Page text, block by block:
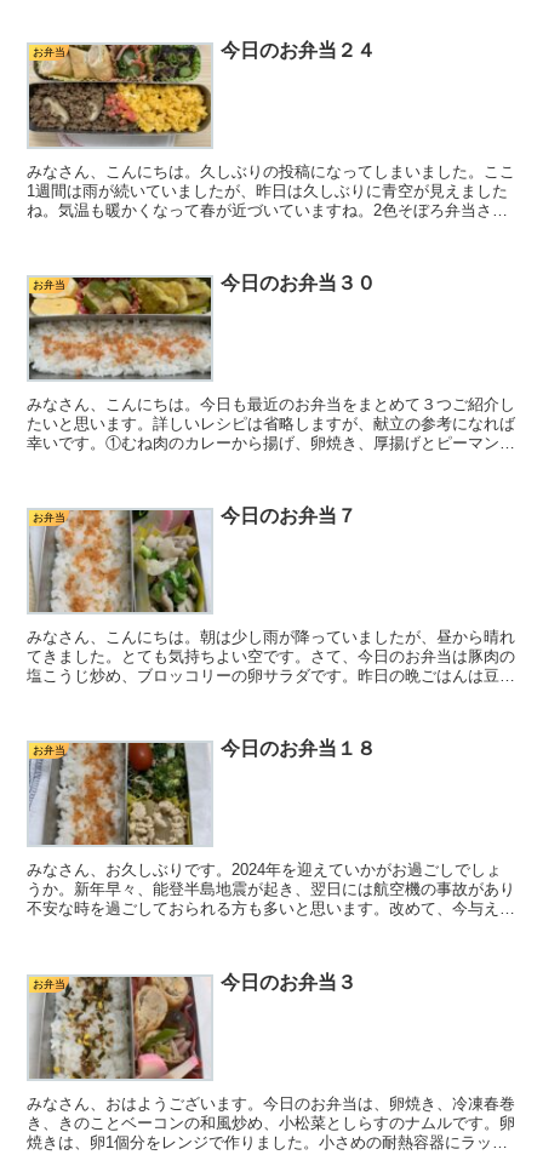
お弁当 今日のお弁当２４
みなさん、こんにちは。久しぶりの投稿になってしまいました。ここ
1週間は雨が続いていましたが、昨日は久しぶりに青空が見えました
ね。気温も暖かくなって春が近づいていますね。2色そぼろ弁当さ
お弁当 今日のお弁当３０
みなさん、こんにちは。今日も最近のお弁当をまとめて３つご紹介し
たいと思います。詳しいレシピは省略しますが、献立の参考になれば
幸いです。①むね肉のカレーから揚げ、卵焼き、厚揚げとピーマンの
お弁当 今日のお弁当７
みなさん、こんにちは。朝は少し雨が降っていましたが、昼から晴れ
てきました。とても気持ちよい空です。さて、今日のお弁当は豚肉の
塩こうじ炒め、ブロッコリーの卵サラダです。昨日の晩ごはんは豆乳
お弁当 今日のお弁当１８
みなさん、お久しぶりです。2024年を迎えていかがお過ごしでしょ
うか。新年早々、能登半島地震が起き、翌日には航空機の事故があり
不安な時を過ごしておられる方も多いと思います。改めて、今与えら
お弁当 今日のお弁当３
みなさん、おはようございます。今日のお弁当は、卵焼き、冷凍春巻
き、きのことベーコンの和風炒め、小松菜としらすのナムルです。卵
焼きは、卵1個分をレンジで作りました。小さめの耐熱容器にラップ